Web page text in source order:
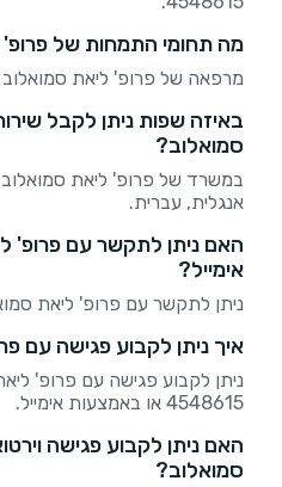
מה תחומי התמחות של
מרפאה של פרופ' ליאת סמואלוב
באיזה שפות ניתן לקבל
סמואלוב?
במשרד של פרופ' ליאת
אנגלית, עברית.
האם ניתן לתקשר עם פרופ'
אימייל?
ניתן לתקשר עם פרופ' ליאת
איך ניתן לקבוע פגישה עם
4548615 או באמצעות אימייל.
האם ניתן לקבוע פגישה
סמואלוב?